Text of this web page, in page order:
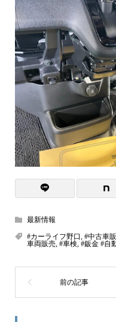
最新情報
#カーライフ野口 #中古車
車両販売, #車検 #鈑金 #自